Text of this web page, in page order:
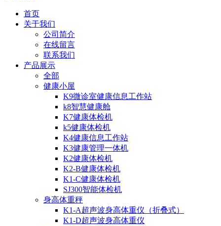
首页
关于我们
公司简介
在线留言
联系我们
产品展示
全部
健康小屋
K9微诊室健康信息工作站
k8智慧健康舱
K7健康体检机
k5健康体检机
K4健康信息工作站
K3健康管理一体机
K2健康体检机
K2-B健康体检机
K1-C健康体检机
SJ300智能体检机
身高体重秤
K1-A超声波身高体重仪（折叠式）
K1-D超声波身高体重仪